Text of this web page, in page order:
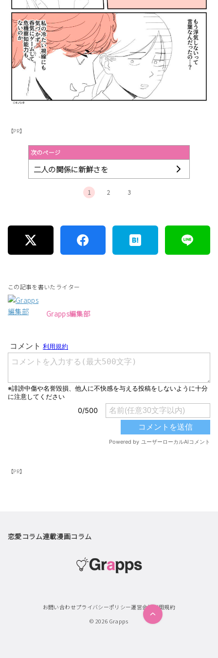
【PR】
次のページ
二人の関係に新鮮さを
1 2 3
この記事を書いたライター
Grapps編集部
【PR】
恋愛コラム連載漫画コラム
お問い合わせプライバシーポリシー運営会社利用規約
© 2026 Grapps